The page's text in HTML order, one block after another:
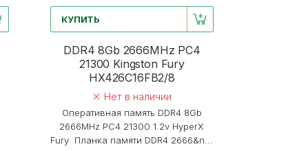
КУПИТЬ
DDR4 8Gb 2666MHz PC4
21300 Kingston Fury
HX426C16FB2/8
Нет в наличии
Оперативная память DDR4 8Gb
2666MHz PC4 21300 1.2v HyperX
Fury Планка памяти DDR4 2666&n...